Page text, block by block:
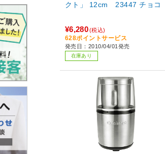
クト」 12cm 23447 チョコ
¥6,280(税込)
628ポイントサービス
発売日：2010/04/01発売
在庫あり